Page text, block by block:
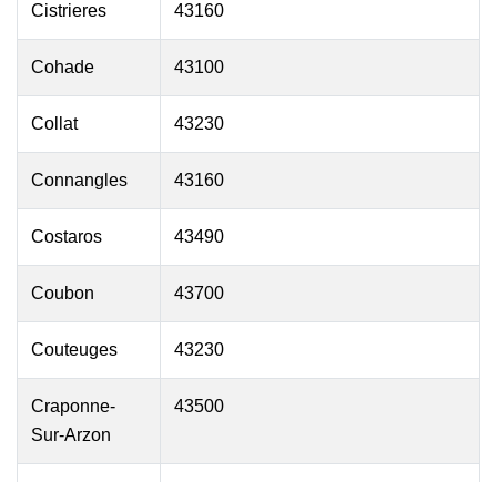
Cistrieres 43160
Cohade 43100
Collat 43230
Connangles 43160
Costaros 43490
Coubon 43700
Couteuges 43230
Craponne-
Sur-Arzon
43500